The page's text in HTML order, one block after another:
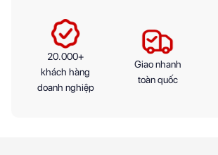
20.000+
khách hàng
doanh nghiệp
Giao nhanh
toàn quốc